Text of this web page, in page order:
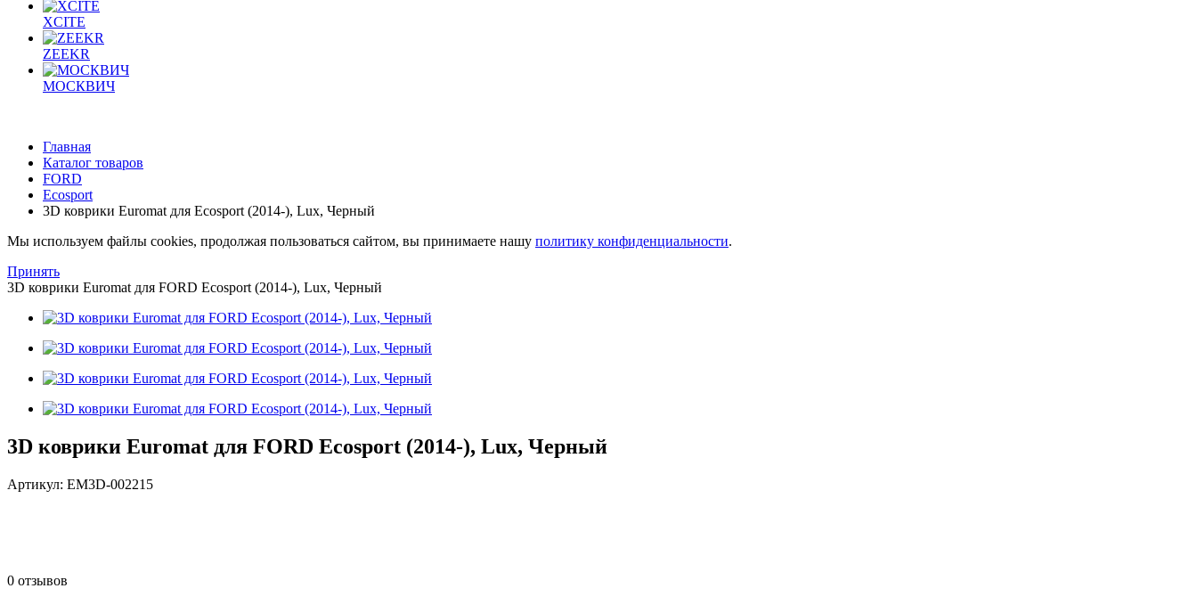
XCITE
ZEEKR
МОСКВИЧ
Главная
Каталог товаров
FORD
Ecosport
3D коврики Euromat для Ecosport (2014-), Lux, Черный
Мы используем файлы cookies, продолжая пользоваться сайтом, вы принимаете нашу политику конфиденциальности.
Принять
3D коврики Euromat для FORD Ecosport (2014-), Lux, Черный
3D коврики Euromat для FORD Ecosport (2014-), Lux, Черный
Артикул: EM3D-002215
0 отзывов